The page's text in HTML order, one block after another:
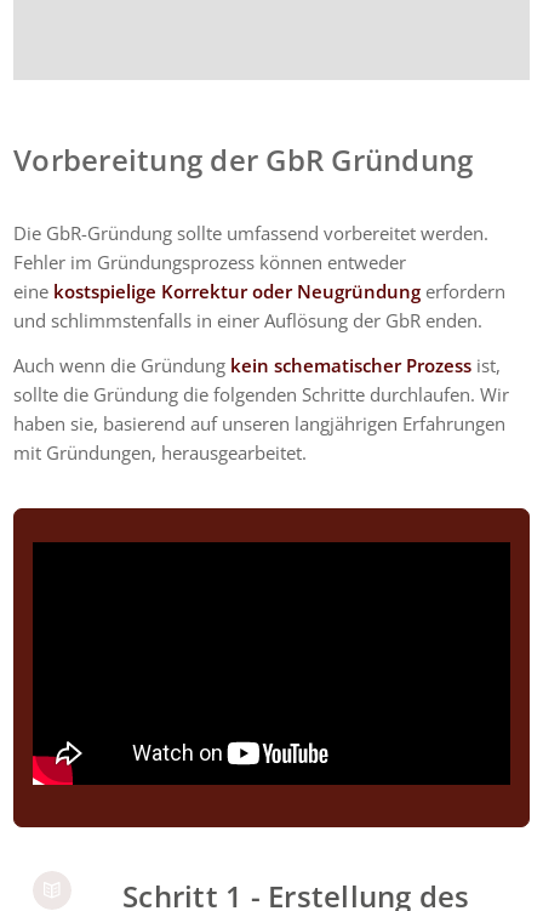
Vorbereitung der GbR Gründung
Die GbR-Gründung sollte umfassend vorbereitet werden.
Fehler im Gründungsprozess können entweder
eine kostspielige Korrektur oder Neugründung erfordern
und schlimmstenfalls in einer Auflösung der GbR enden.
Auch wenn die Gründung kein schematischer Prozess ist,
sollte die Gründung die folgenden Schritte durchlaufen. Wir
haben sie, basierend auf unseren langjährigen Erfahrungen
mit Gründungen, herausgearbeitet.
Schritt 1 - Erstellung des